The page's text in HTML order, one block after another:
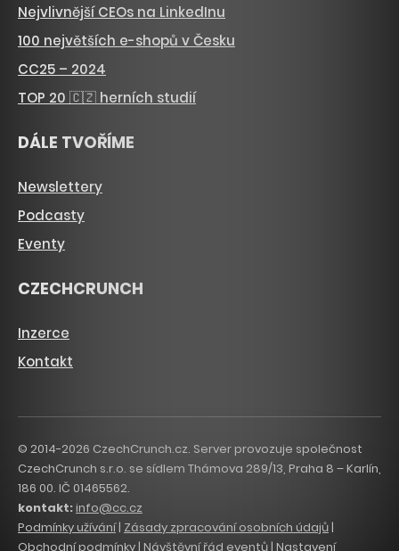
Nejvlivnější CEOs na LinkedInu
100 největších e-shopů v Česku
CC25 – 2024
TOP 20 🇨🇿 herních studií
DÁLE TVOŘÍME
Newslettery
Podcasty
Eventy
CZECHCRUNCH
Inzerce
Kontakt
© 2014-2026 CzechCrunch.cz. Server provozuje společnost
CzechCrunch s.r.o. se sídlem Thámova 289/13, Praha 8 – Karlín,
186 00. IČ 01465562.
kontakt:info@cc.cz
Podmínky užívání| Zásady zpracování osobních údajů|
Obchodní podmínky| Návštěvní řád eventů | Nastavení